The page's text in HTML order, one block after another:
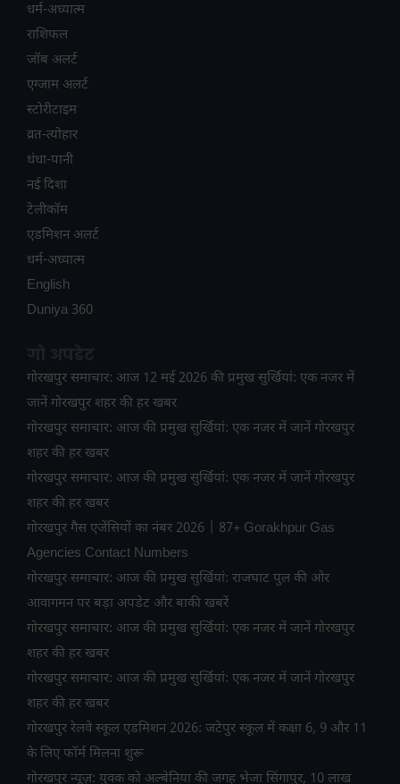
धर्म-अध्यात्म
राशिफल
जॉब अलर्ट
एग्जाम अलर्ट
स्टोरीटाइम
व्रत-त्योहार
धंधा-पानी
नई दिशा
टेलीकॉम
ए​डमिशन अलर्ट
धर्म-अध्यात्म
English
Duniya 360
गोरखपुर समाचार: आज 12 मई 2026 की प्रमुख सुर्खियां: एक नजर में
जानें गोरखपुर शहर की हर खबर
गोरखपुर समाचार: आज की प्रमुख सुर्खियां: एक नजर में जानें गोरखपुर
शहर की हर खबर
गोरखपुर समाचार: आज की प्रमुख सुर्खियां: एक नजर में जानें गोरखपुर
शहर की हर खबर
गोरखपुर गैस एजेंसियों का नंबर 2026 | 87+ Gorakhpur Gas
Agencies Contact Numbers
गोरखपुर समाचार: आज की प्रमुख सुर्खियां: राजघाट पुल की ओर
आवागमन पर बड़ा अपडेट और बाकी खबरें
गोरखपुर समाचार: आज की प्रमुख सुर्खियां: एक नजर में जानें गोरखपुर
शहर की हर खबर
गोरखपुर समाचार: आज की प्रमुख सुर्खियां: एक नजर में जानें गोरखपुर
शहर की हर खबर
गोरखपुर रेलवे स्कूल एडमिशन 2026: जटेपुर स्कूल में कक्षा 6, 9 और 11
के लिए फॉर्म मिलना शुरू
गोरखपुर न्यूज़: युवक को अल्बेनिया की जगह भेजा सिंगापुर, 10 लाख